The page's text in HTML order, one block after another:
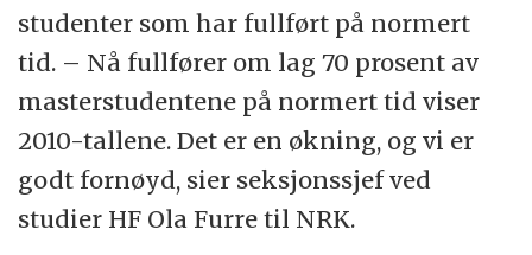
studenter som har fullført på normert
tid. – Nå fullfører om lag 70 prosent av
masterstudentene på normert tid viser
2010-tallene. Det er en økning, og vi er
godt fornøyd, sier seksjonssjef ved
studier HF Ola Furre til NRK.